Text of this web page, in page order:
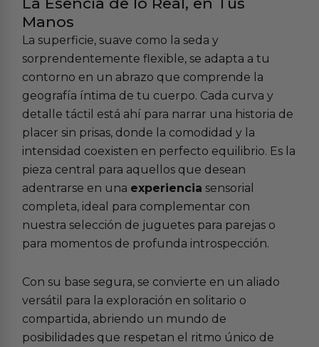
Manos
La superficie, suave como la seda y
sorprendentemente flexible, se adapta a tu
contorno en un abrazo que comprende la
geografía íntima de tu cuerpo. Cada curva y
detalle táctil está ahí para narrar una historia de
placer sin prisas, donde la comodidad y la
intensidad coexisten en perfecto equilibrio. Es la
pieza central para aquellos que desean
adentrarse en una experiencia sensorial
completa, ideal para complementar con
nuestra selección de juguetes para parejas o
para momentos de profunda introspección.
Con su base segura, se convierte en un aliado
versátil para la exploración en solitario o
compartida, abriendo un mundo de
posibilidades que respetan el ritmo único de